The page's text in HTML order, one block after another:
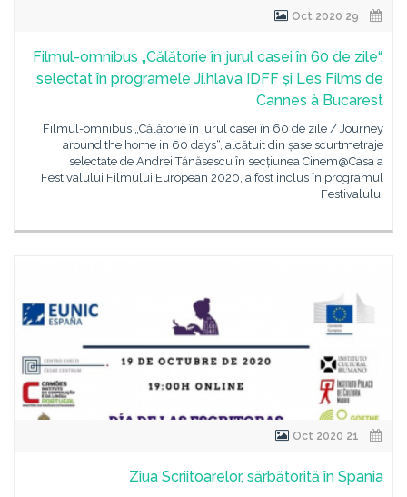
Filmul-omnibus „Călătorie în jurul casei în 60 de zile“,
selectat în programele Ji.hlava IDFF și Les Films de
Cannes à Bucarest
Filmul-omnibus „Călătorie în jurul casei în 60 de zile / Journey
around the home in 60 days“, alcătuit din șase scurtmetraje
selectate de Andrei Tănăsescu în secțiunea Cinem@Casa a
Festivalului Filmului European 2020, a fost inclus în programul
Festivalului
Ziua Scriitoarelor, sărbătorită în Spania